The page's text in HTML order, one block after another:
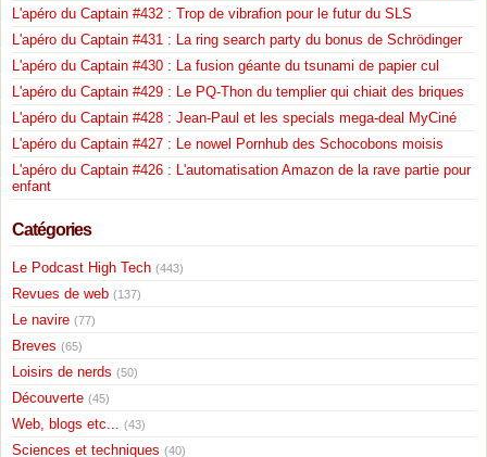
L'apéro du Captain #432 : Trop de vibrafion pour le futur du SLS
L'apéro du Captain #431 : La ring search party du bonus de Schrödinger
L'apéro du Captain #430 : La fusion géante du tsunami de papier cul
L'apéro du Captain #429 : Le PQ-Thon du templier qui chiait des briques
L'apéro du Captain #428 : Jean-Paul et les specials mega-deal MyCiné
L'apéro du Captain #427 : Le nowel Pornhub des Schocobons moisis
L'apéro du Captain #426 : L'automatisation Amazon de la rave partie pour
enfant
Catégories
Le Podcast High Tech (443)
Revues de web (137)
Le navire (77)
Breves (65)
Loisirs de nerds (50)
Découverte (45)
Web, blogs etc... (43)
Sciences et techniques (40)